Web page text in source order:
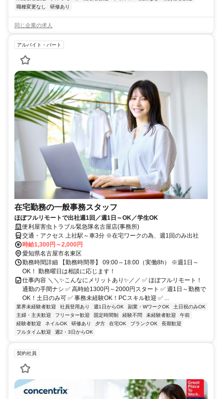
職種変更なし
研修あり
同じ企業の求人
アルバイト・パート
在宅勤務の一般事務スタッフ
ほぼフルリモートで出社週1回／週1日～OK／学生OK
便利屋害虫トラブル緊急隊名古屋店(事務所)
交通・アクセス 上社駅～車3分 ※在宅ワークの為、週1回のみ出社
時給1,300円～2,000円
愛知県名古屋市名東区
勤務時間詳細 【勤務時間帯】 09:00～18:00（実働8h） ※週1日～
OK！ 勤務曜日は相談に応じます！
仕事内容 ＼＼✨こんなにメリットあり✨／／ ✅ ほぼフルリモート！
通勤の手間ナシ ✅ 高時給1300円～2000円スタート ✅ 週1日～勤務で
OK！土日のみ可 ✅ 事務未経験OK！PCスキル歓迎 ✅ ...
業界未経験者歓迎 社員登用あり 週1日からOK 副業・WワークOK
土日祝のみOK
主婦・主夫歓迎
フリーター歓迎 固定時間制 経験不問 未経験者歓迎
午前
経験者歓迎
ネイルOK 研修あり 夕方 在宅OK ブランクOK
長期歓迎
フルタイム歓迎
週2・3日からOK
契約社員